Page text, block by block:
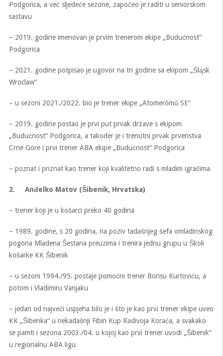
Podgorica, a već sljedeće sezone, započeo je raditi u seniorskom
sastavu
– 2019. godine imenovan je prvim trenerom ekipe „Budućnost“
Podgorica
– 2021. godine potpisao je ugovor na tri godine sa ekipom „Śląsk
Wroclaw“
– u sezoni 2021./2022. bio je trener ekipe „Atomerőmű SE“
– 2019. godine postao je prvi put prvak države s ekipom
„Budućnost“ Podgorica, a također je i trenutni prvak prvenstva
Crne Gore i prvi trener ABA ekipe „Budućnost“ Podgorica
– poznat i priznat kao trener koji kvalitetno radi s mladim igračima
2. Anđelko Matov (Šibenik, Hrvatska)
– trener koji je u košarci preko 40 godina
– 1989. godine, s 20 godina, na poziv tadašnjeg šefa omladinskog
pogona Mladena Šestana preuzima i trenira jednu grupu u Školi
košarke KK Šibenik
– u sezoni 1994./95. postaje pomoćni trener Borisu Kurtoviću, a
potom i Vladimiru Vanjaku
– jedan od najveći uspjeha bilo je i što je kao prvi trener ekipe uveo
KK „Šibenka“ u nekadašnji Fibin Kup Radivoja Koraća, a svakako
se pamti i sezona 2003./04. u kojoj kao prvi trener uvodi „Šibenik“
u regionalnu ABA ligu